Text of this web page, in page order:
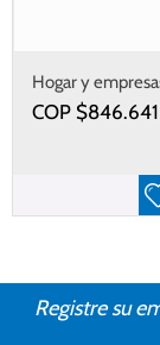
Hogar y
COP $846.641
Registre su